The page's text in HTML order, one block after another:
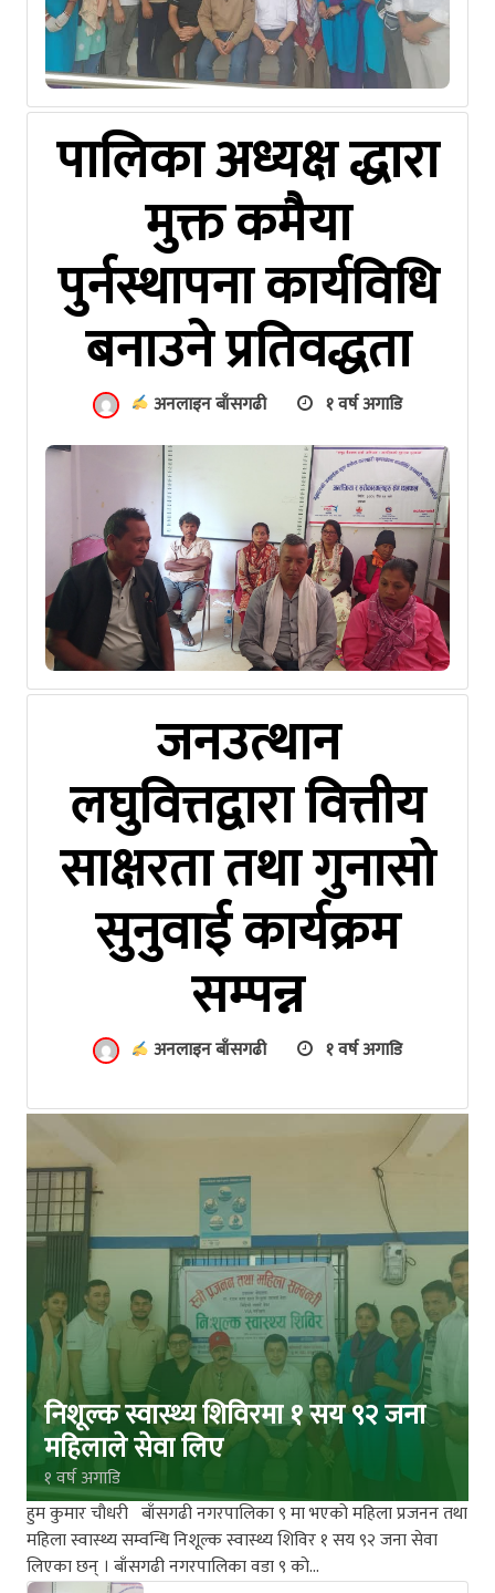
पालिका अध्यक्ष द्धारा
मुक्त कमैया
पुर्नस्थापना कार्यविधि
बनाउने प्रतिवद्धता
अनलाइन बाँसगढी १ वर्ष अगाडि
जनउत्थान
लघुवित्तद्वारा वित्तीय
साक्षरता तथा गुनासो
सुनुवाई कार्यक्रम
सम्पन्न
अनलाइन बाँसगढी १ वर्ष अगाडि
निशूल्क स्वास्थ्य शिविरमा १ सय ९२ जना
महिलाले सेवा लिए
१ वर्ष अगाडि
हुम कुमार चौधरी बाँसगढी नगरपालिका ९ मा भएको महिला प्रजनन तथा
महिला स्वास्थ्य सम्वन्धि निशूल्क स्वास्थ्य शिविर १ सय ९२ जना सेवा
लिएका छन् । बाँसगढी नगरपालिका वडा ९ को…